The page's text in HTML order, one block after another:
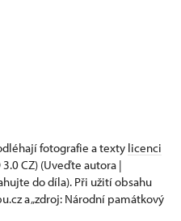
fotografie a texty licenci
3.0 CZ) (Uveďte autora |
do díla). Při užití obsahu
a „zdroj: Národní památkový